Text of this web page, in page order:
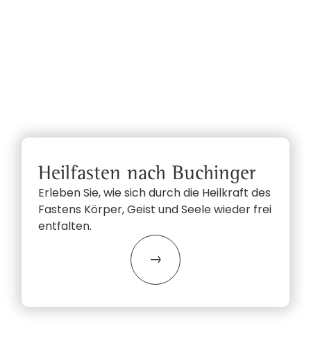
Heilfasten nach Buchinger
Erleben Sie, wie sich durch die Heilkraft des
Fastens Körper, Geist und Seele wieder frei
entfalten.